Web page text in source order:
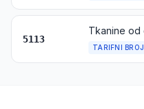
5113
TARIFNI BROJ